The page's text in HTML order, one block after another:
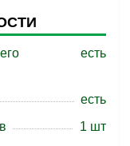
есть
есть
1 шт